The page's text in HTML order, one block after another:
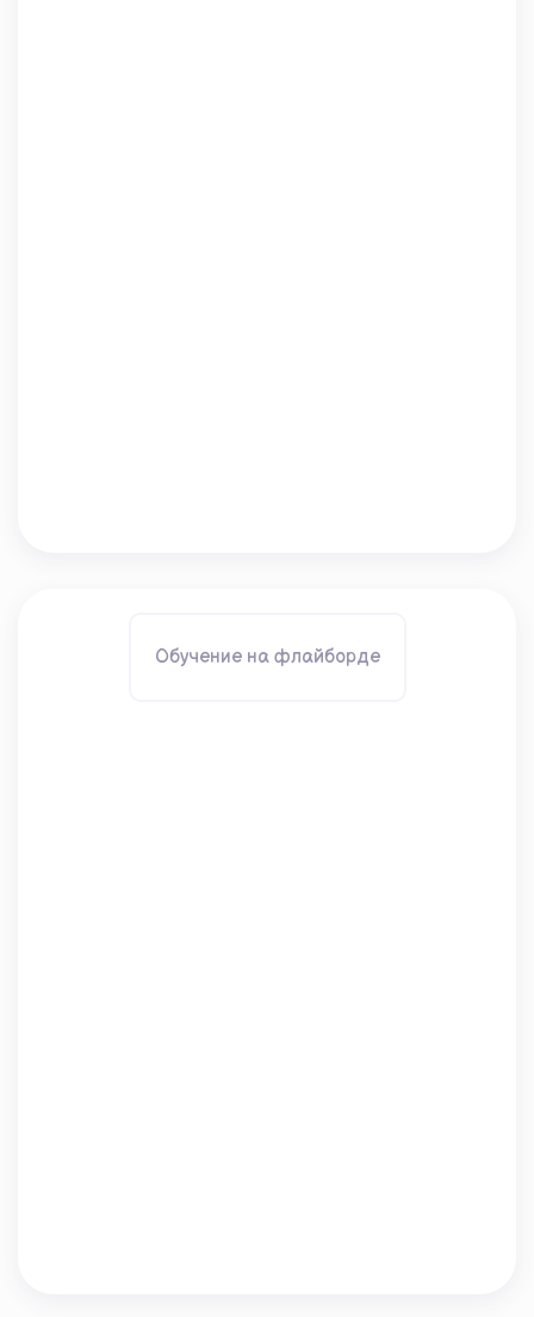
Обучение на флайборде